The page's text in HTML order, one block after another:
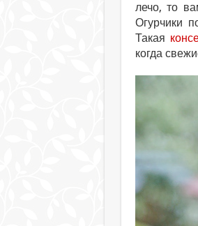
лечо, то
Огурчики
Такая
когда